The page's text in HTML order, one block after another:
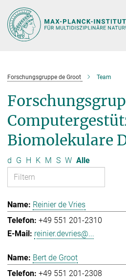
Hauptinhalt
Forschungsgruppe de Groot Team
Biomolekulare
d G H K M S W Alle
Reinier de Vries
+49 551 201-2310
reinier.devries@...
Bert de Groot
+49 551 201-2308